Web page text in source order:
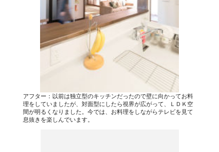
アフター：以前は独立型のキッチンだったので壁に向かってお料
理をしていましたが、対面型にしたら視界が広がって、ＬＤＫ空
間が明るくなりました。今では、お料理をしながらテレビを見て
息抜きを楽しんでいます。